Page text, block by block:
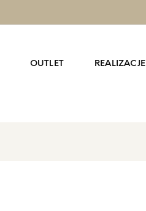
OUTLET REALIZACJE